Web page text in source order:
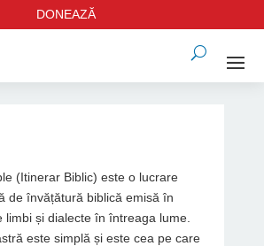
DONEAZĂ
(Itinerar Biblic) este o lucrare
de învățătură biblică emisă în
limbi și dialecte în întreaga lume.
este simplă și este cea pe care